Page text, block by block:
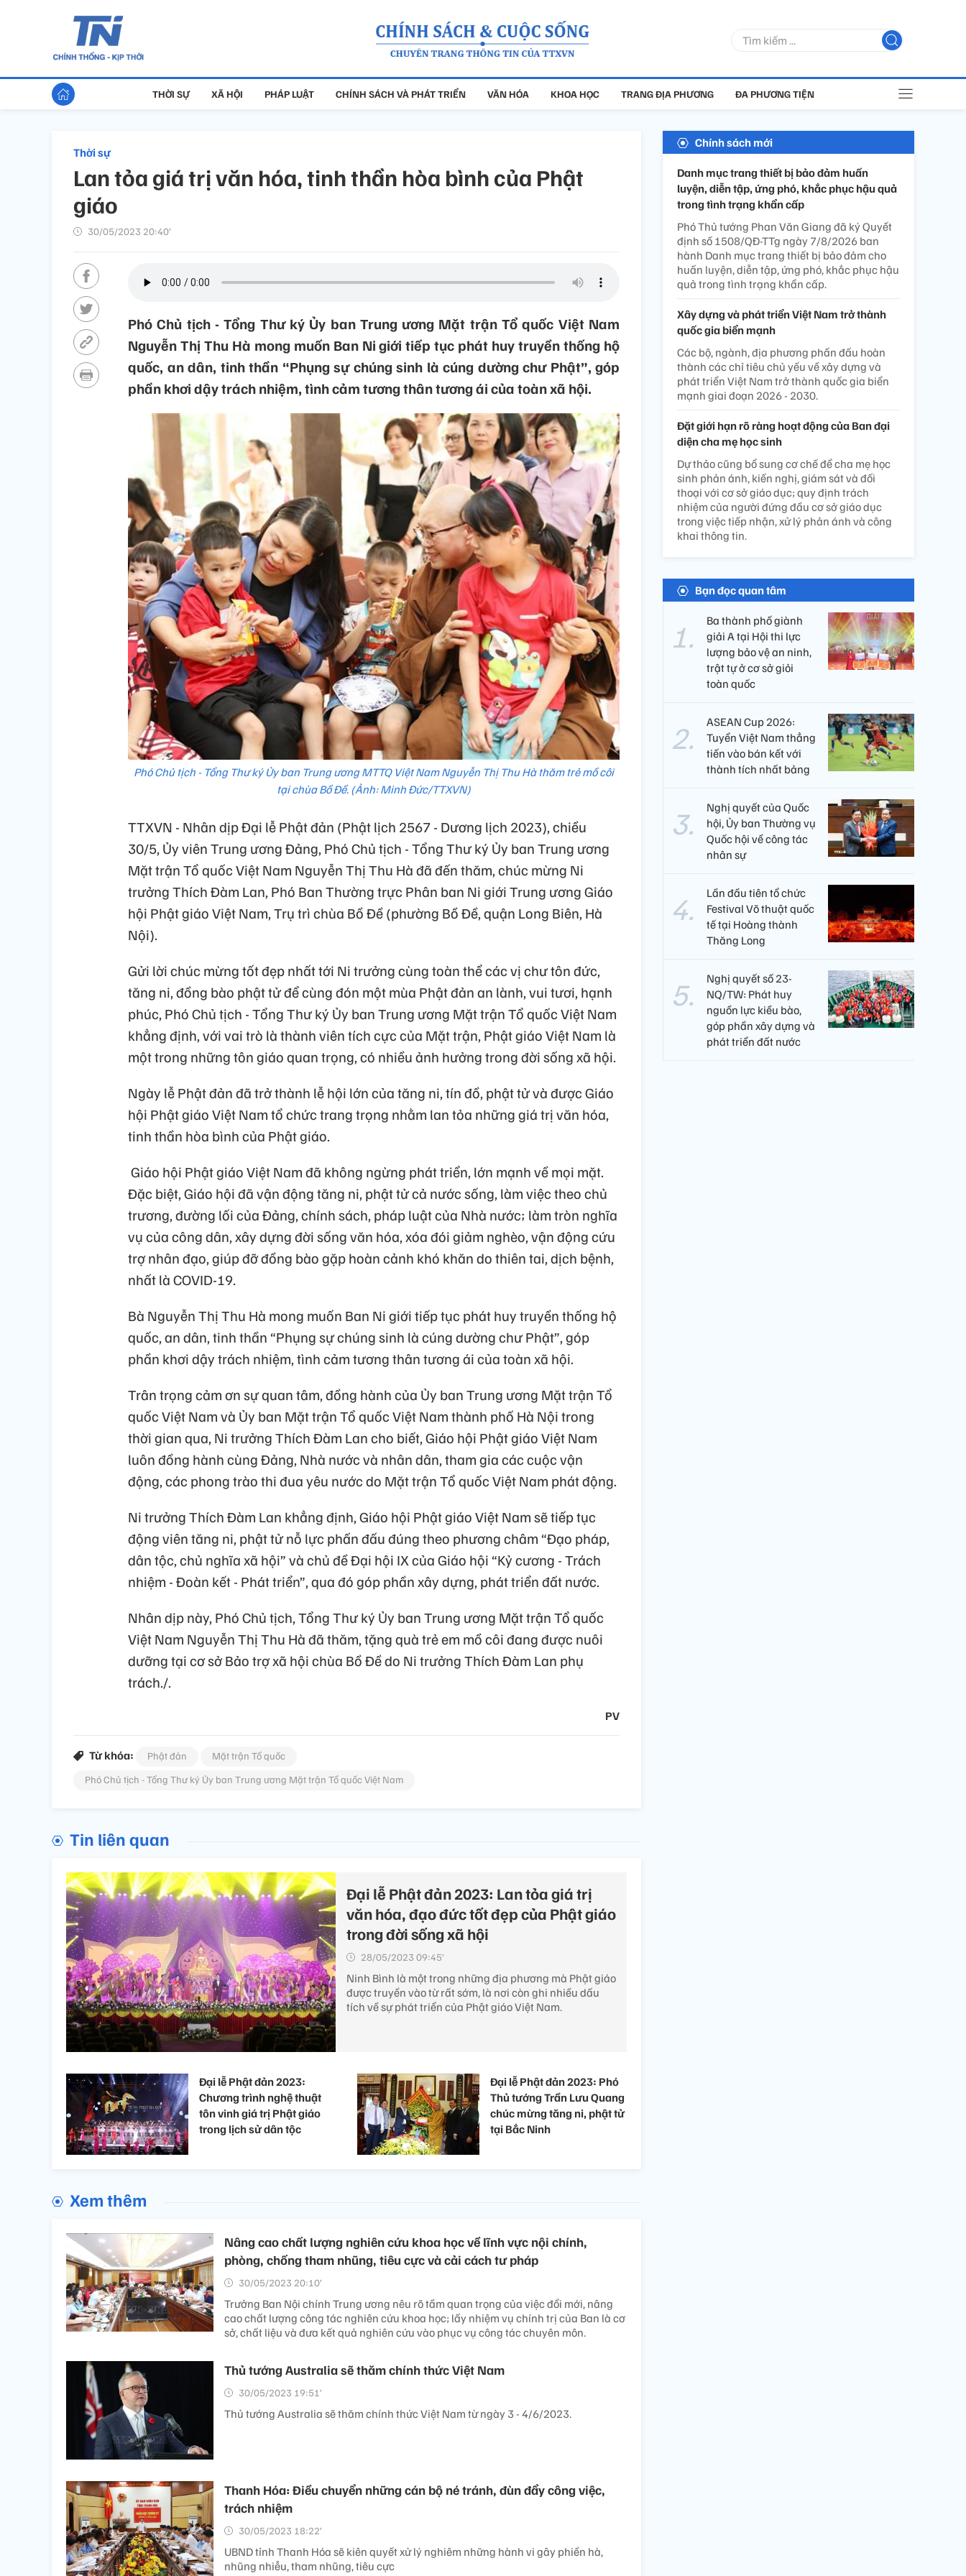
THỜI SỰ XÃ HỘI PHÁP LUẬT CHÍNH SÁCH VÀ PHÁT TRIỂN VĂN HÓA KHOA HỌC TRANG ĐỊA PHƯƠNG ĐA PHƯƠNG TIỆN
Thời sự
Lan tỏa giá trị văn hóa, tinh thần hòa bình của Phật
giáo
30/05/2023 20:40’
Phó Chủ tịch - Tổng Thư ký Ủy ban Trung ương Mặt trận Tổ quốc Việt Nam
Nguyễn Thị Thu Hà mong muốn Ban Ni giới tiếp tục phát huy truyền thống hộ
quốc, an dân, tinh thần “Phụng sự chúng sinh là cúng dường chư Phật”, góp
phần khơi dậy trách nhiệm, tình cảm tương thân tương ái của toàn xã hội.
Phó Chủ tịch - Tổng Thư ký Ủy ban Trung ương MTTQ Việt Nam Nguyễn Thị Thu Hà thăm trẻ mồ côi
tại chùa Bồ Đề. (Ảnh: Minh Đức/TTXVN)
TTXVN - Nhân dịp Đại lễ Phật đản (Phật lịch 2567 - Dương lịch 2023), chiều
30/5, Ủy viên Trung ương Đảng, Phó Chủ tịch - Tổng Thư ký Ủy ban Trung ương
Mặt trận Tổ quốc Việt Nam Nguyễn Thị Thu Hà đã đến thăm, chúc mừng Ni
trưởng Thích Đàm Lan, Phó Ban Thường trực Phân ban Ni giới Trung ương Giáo
hội Phật giáo Việt Nam, Trụ trì chùa Bồ Đề (phường Bồ Đề, quận Long Biên, Hà
Nội).
Gửi lời chúc mừng tốt đẹp nhất tới Ni trưởng cùng toàn thể các vị chư tôn đức,
tăng ni, đồng bào phật tử để cùng đón một mùa Phật đản an lành, vui tươi, hạnh
phúc, Phó Chủ tịch - Tổng Thư ký Ủy ban Trung ương Mặt trận Tổ quốc Việt Nam
khẳng định, với vai trò là thành viên tích cực của Mặt trận, Phật giáo Việt Nam là
một trong những tôn giáo quan trọng, có nhiều ảnh hưởng trong đời sống xã hội.
Ngày lễ Phật đản đã trở thành lễ hội lớn của tăng ni, tín đồ, phật tử và được Giáo
hội Phật giáo Việt Nam tổ chức trang trọng nhằm lan tỏa những giá trị văn hóa,
tinh thần hòa bình của Phật giáo.
Giáo hội Phật giáo Việt Nam đã không ngừng phát triển, lớn mạnh về mọi mặt.
Đặc biệt, Giáo hội đã vận động tăng ni, phật tử cả nước sống, làm việc theo chủ
trương, đường lối của Đảng, chính sách, pháp luật của Nhà nước; làm tròn nghĩa
vụ của công dân, xây dựng đời sống văn hóa, xóa đói giảm nghèo, vận động cứu
trợ nhân đạo, giúp đỡ đồng bào gặp hoàn cảnh khó khăn do thiên tai, dịch bệnh,
nhất là COVID-19.
Bà Nguyễn Thị Thu Hà mong muốn Ban Ni giới tiếp tục phát huy truyền thống hộ
quốc, an dân, tinh thần “Phụng sự chúng sinh là cúng dường chư Phật”, góp
phần khơi dậy trách nhiệm, tình cảm tương thân tương ái của toàn xã hội.
Trân trọng cảm ơn sự quan tâm, đồng hành của Ủy ban Trung ương Mặt trận Tổ
quốc Việt Nam và Ủy ban Mặt trận Tổ quốc Việt Nam thành phố Hà Nội trong
thời gian qua, Ni trưởng Thích Đàm Lan cho biết, Giáo hội Phật giáo Việt Nam
luôn đồng hành cùng Đảng, Nhà nước và nhân dân, tham gia các cuộc vận
động, các phong trào thi đua yêu nước do Mặt trận Tổ quốc Việt Nam phát động.
Ni trưởng Thích Đàm Lan khẳng định, Giáo hội Phật giáo Việt Nam sẽ tiếp tục
động viên tăng ni, phật tử nỗ lực phấn đấu đúng theo phương châm “Đạo pháp,
dân tộc, chủ nghĩa xã hội” và chủ đề Đại hội IX của Giáo hội “Kỷ cương - Trách
nhiệm - Đoàn kết - Phát triển”, qua đó góp phần xây dựng, phát triển đất nước.
Nhân dịp này, Phó Chủ tịch, Tổng Thư ký Ủy ban Trung ương Mặt trận Tổ quốc
Việt Nam Nguyễn Thị Thu Hà đã thăm, tặng quà trẻ em mồ côi đang được nuôi
dưỡng tại cơ sở Bảo trợ xã hội chùa Bồ Đề do Ni trưởng Thích Đàm Lan phụ
trách./.
PV
Từ khóa: Phật đản
Mặt trận Tổ quốc
Phó Chủ tịch - Tổng Thư ký Ủy ban Trung ương Mặt trận Tổ quốc Việt Nam
Tin liên quan
Đại lễ Phật đản 2023: Lan tỏa giá trị
văn hóa, đạo đức tốt đẹp của Phật giáo
trong đời sống xã hội
28/05/2023 09:45’
Ninh Bình là một trong những địa phương mà Phật giáo
được truyền vào từ rất sớm, là nơi còn ghi nhiều dấu
tích về sự phát triển của Phật giáo Việt Nam.
Đại lễ Phật đản 2023:
Chương trình nghệ thuật
tôn vinh giá trị Phật giáo
trong lịch sử dân tộc
Đại lễ Phật đản 2023: Phó
Thủ tướng Trần Lưu Quang
chúc mừng tăng ni, phật tử
tại Bắc Ninh
Xem thêm
Nâng cao chất lượng nghiên cứu khoa học về lĩnh vực nội chính,
phòng, chống tham nhũng, tiêu cực và cải cách tư pháp
30/05/2023 20:10’
Trưởng Ban Nội chính Trung ương nêu rõ tầm quan trọng của việc đổi mới, nâng
cao chất lượng công tác nghiên cứu khoa học; lấy nhiệm vụ chính trị của Ban là cơ
sở, chất liệu và đưa kết quả nghiên cứu vào phục vụ công tác chuyên môn.
Thủ tướng Australia sẽ thăm chính thức Việt Nam
30/05/2023 19:51’
Thủ tướng Australia sẽ thăm chính thức Việt Nam từ ngày 3 - 4/6/2023.
Thanh Hóa: Điều chuyển những cán bộ né tránh, đùn đẩy công việc,
trách nhiệm
30/05/2023 18:22’
UBND tỉnh Thanh Hóa sẽ kiên quyết xử lý nghiêm những hành vi gây phiền hà,
nhũng nhiễu, tham nhũng, tiêu cực
Chính sách mới
Danh mục trang thiết bị bảo đảm huấn
luyện, diễn tập, ứng phó, khắc phục hậu quả
trong tình trạng khẩn cấp
Phó Thủ tướng Phan Văn Giang đã ký Quyết
định số 1508/QĐ-TTg ngày 7/8/2026 ban
hành Danh mục trang thiết bị bảo đảm cho
huấn luyện, diễn tập, ứng phó, khắc phục hậu
quả trong tình trạng khẩn cấp.
Xây dựng và phát triển Việt Nam trở thành
quốc gia biển mạnh
Các bộ, ngành, địa phương phấn đấu hoàn
thành các chỉ tiêu chủ yếu về xây dựng và
phát triển Việt Nam trở thành quốc gia biển
mạnh giai đoạn 2026 - 2030.
Đặt giới hạn rõ ràng hoạt động của Ban đại
diện cha mẹ học sinh
Dự thảo cũng bổ sung cơ chế để cha mẹ học
sinh phản ánh, kiến nghị, giám sát và đối
thoại với cơ sở giáo dục; quy định trách
nhiệm của người đứng đầu cơ sở giáo dục
trong việc tiếp nhận, xử lý phản ánh và công
khai thông tin.
Bạn đọc quan tâm
Ba thành phố giành
giải A tại Hội thi lực
lượng bảo vệ an ninh,
trật tự ở cơ sở giỏi
toàn quốc
ASEAN Cup 2026:
Tuyển Việt Nam thẳng
tiến vào bán kết với
thành tích nhất bảng
Nghị quyết của Quốc
hội, Ủy ban Thường vụ
Quốc hội về công tác
nhân sự
Lần đầu tiên tổ chức
Festival Võ thuật quốc
tế tại Hoàng thành
Thăng Long
Nghị quyết số 23-
NQ/TW: Phát huy
nguồn lực kiều bào,
góp phần xây dựng và
phát triển đất nước